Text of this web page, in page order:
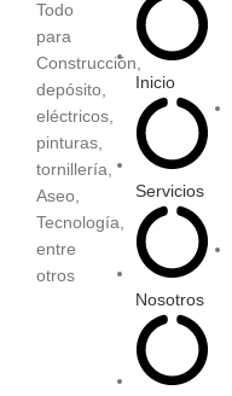
Todo
para
Construcción,
depósito,
eléctricos,
pinturas,
tornillería,
Aseo,
Tecnología,
entre
otros
Inicio
Servicios
Nosotros